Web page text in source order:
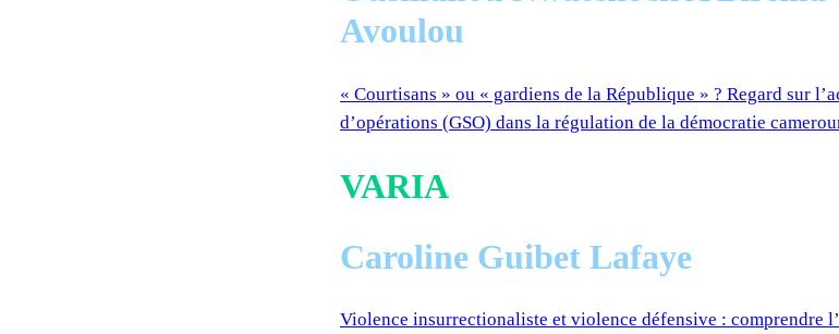
Avoulou
« Courtisans » ou « gardiens de la République » ? Regard sur
d’opérations (GSO) dans la régulation de la démocratie
VARIA
Caroline Guibet Lafaye
Violence insurrectionaliste et violence défensive : comprendre